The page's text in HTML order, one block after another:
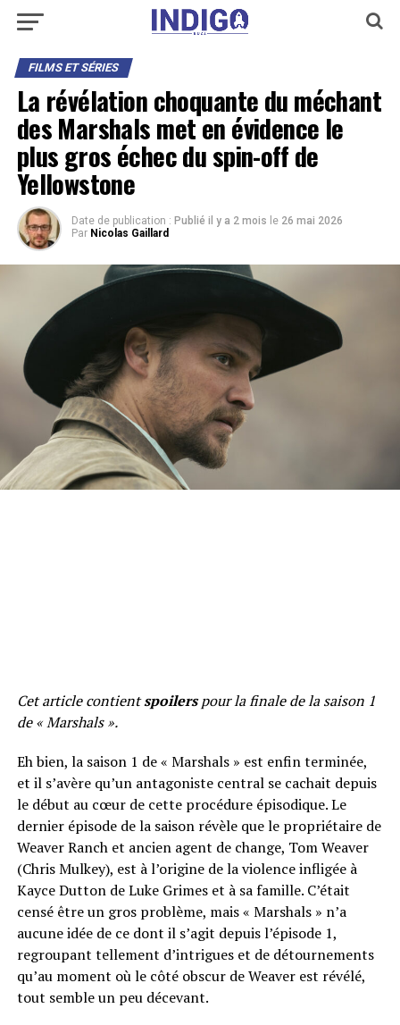
FILMS ET SÉRIES
La révélation choquante du méchant
des Marshals met en évidence le
plus gros échec du spin-off de
Yellowstone
Date de publication : Publié il y a 2 mois le 26 mai 2026
Par Nicolas Gaillard
Cet article contientspoilerspour la finale de la saison 1
de « Marshals ».
Eh bien, la saison 1 de « Marshals » est enfin terminée,
et il s’avère qu’un antagoniste central se cachait depuis
le début au cœur de cette procédure épisodique. Le
dernier épisode de la saison révèle que le propriétaire de
Weaver Ranch et ancien agent de change, Tom Weaver
(Chris Mulkey), est à l’origine de la violence infligée à
Kayce Dutton de Luke Grimes et à sa famille. C’était
censé être un gros problème, mais « Marshals » n’a
aucune idée de ce dont il s’agit depuis l’épisode 1,
regroupant tellement d’intrigues et de détournements
qu’au moment où le côté obscur de Weaver est révélé,
tout semble un peu décevant.